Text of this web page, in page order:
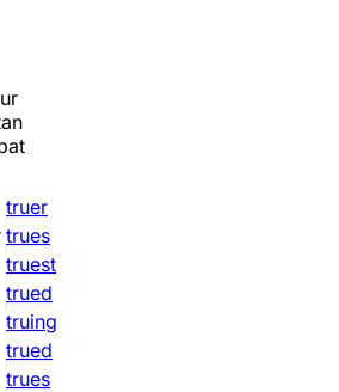
truer
trues
truest
trued
truing
trued
trues